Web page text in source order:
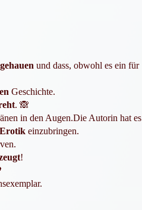
und dass, obwohl es ein für
Geschichte.
eht.🙈
in den Augen.Die Autorin hat es
Erotik einzubringen.
!